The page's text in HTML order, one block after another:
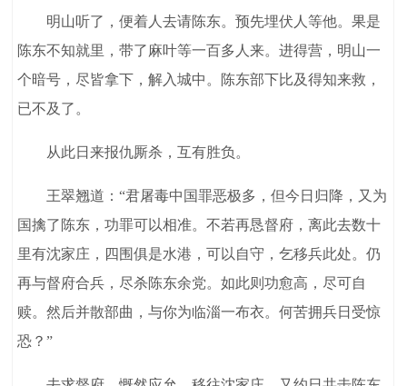
明山听了，便着人去请陈东。预先埋伏人等他。果是
陈东不知就里，带了麻叶等一百多人来。进得营，明山一
个暗号，尽皆拿下，解入城中。陈东部下比及得知来救，
已不及了。
从此日来报仇厮杀，互有胜负。
王翠翘道：“君屠毒中国罪恶极多，但今日归降，又为
国擒了陈东，功罪可以相准。不若再恳督府，离此去数十
里有沈家庄，四围俱是水港，可以自守，乞移兵此处。仍
再与督府合兵，尽杀陈东余党。如此则功愈高，尽可自
赎。然后并散部曲，与你为临淄一布衣。何苦拥兵日受惊
恐？”